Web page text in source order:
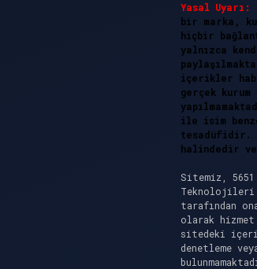
Yasal Uyarı:
bir marka,
hiçbir
yalnızca
içerikler
gerçek
ile isim
tesadüfidir.
halindedir
Sitemiz, 5651
Teknolojileri
tarafından
olarak hizmet
sitedeki
denetleme